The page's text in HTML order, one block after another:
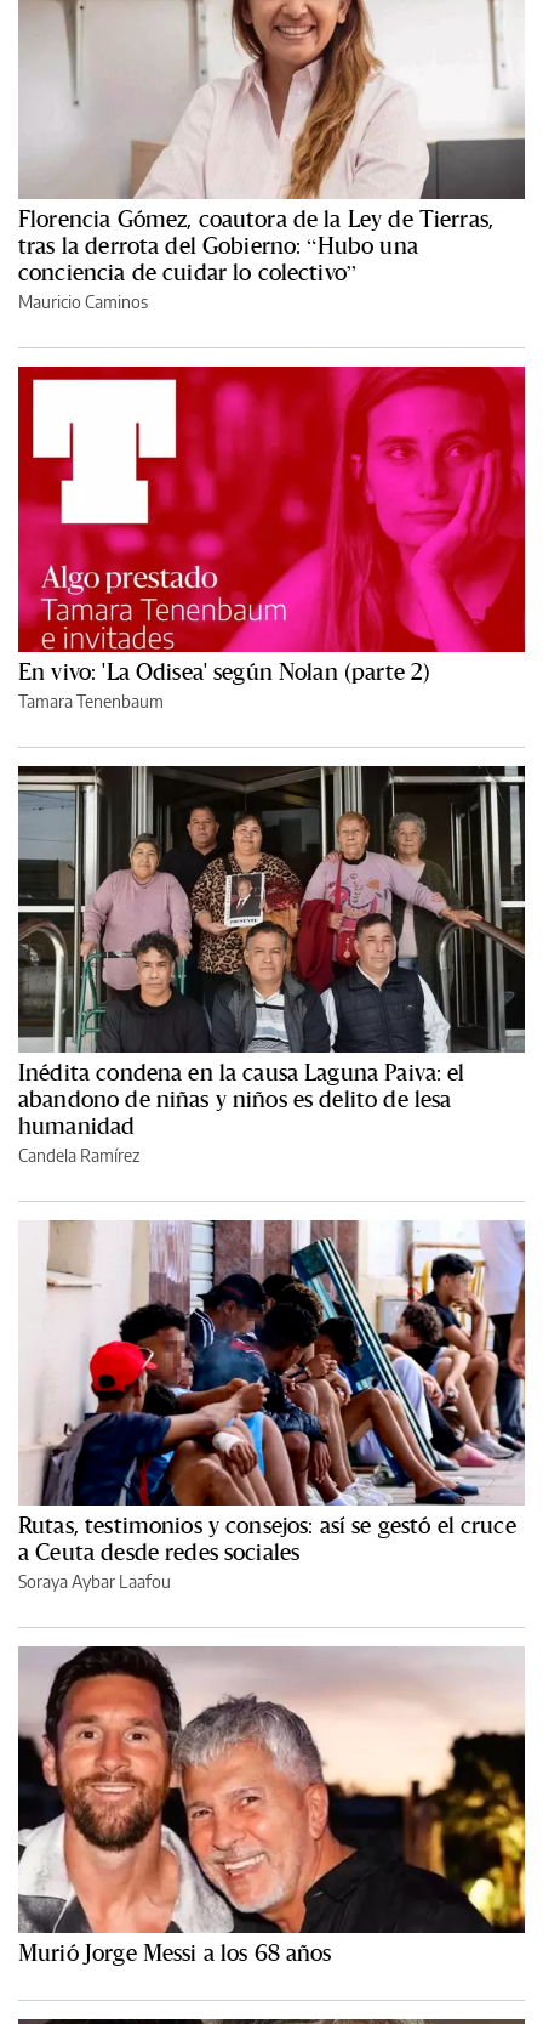
Florencia Gómez, coautora de la Ley de Tierras,
tras la derrota del Gobierno: “Hubo una
conciencia de cuidar lo colectivo”
Mauricio Caminos
En vivo: 'La Odisea' según Nolan (parte 2)
Tamara Tenenbaum
Inédita condena en la causa Laguna Paiva: el
abandono de niñas y niños es delito de lesa
humanidad
Candela Ramírez
Rutas, testimonios y consejos: así se gestó el cruce
a Ceuta desde redes sociales
Soraya Aybar Laafou
Murió Jorge Messi a los 68 años